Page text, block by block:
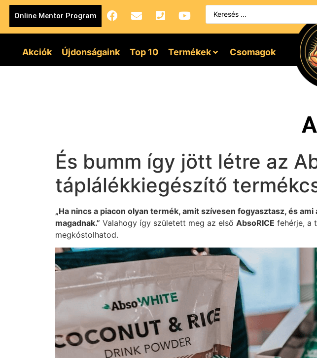
Online Mentor Program
Akciók Újdonságaink Top 10 Termékek Csomagok
És bumm így jött létre az
táplálékkiegészítő
„Ha nincs a piacon olyan termék, amit szívesen fogyasztasz, és
magadnak.” Valahogy így született meg az első AbsoRICE fehérje, a
megkóstolhatod.